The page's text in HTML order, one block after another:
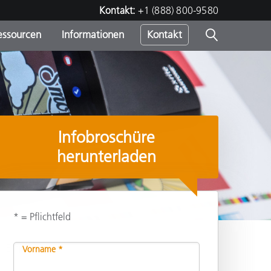
Kontakt: +1 (888) 800-9580
Informationen Kontakt
Empfehlen
Infobroschüre
herunterladen
* = Pflichtfeld
Vorname *